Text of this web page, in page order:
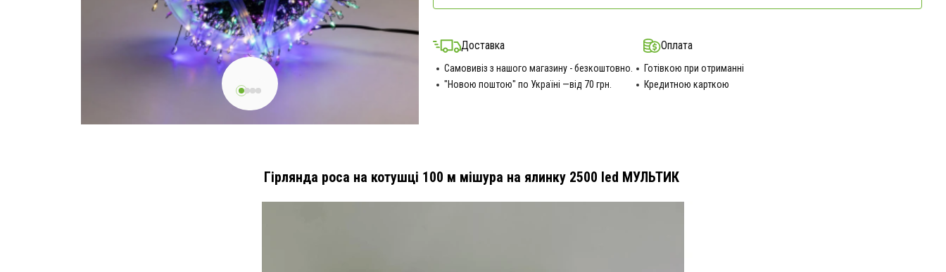
Доставка
Самовивіз з нашого магазину - безкоштовно.
"Новою поштою" по Україні —від 70 грн.
Оплата
Готівкою при отриманні
Кредитною карткою
Гірлянда роса на котушці 100 м мішура на ялинку 2500 led МУЛЬТИК